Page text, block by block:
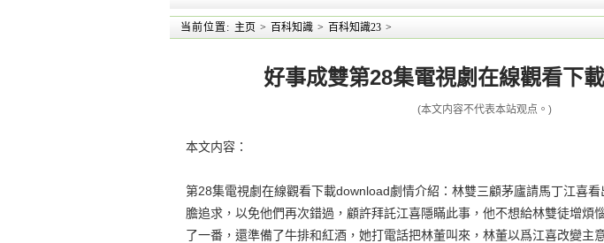
当前位置: 主页 > 百科知識 > 百科知識23 >
好事成雙第28集電視劇在線觀看下
(本文内容不代表本站观点。)
本文内容：
第28集電視劇在線觀看下載download劇情介紹：林雙三顧茅廬請馬丁江喜
膽追求，以免他們再次錯過，顧許拜託江喜隱瞞此事，他不想給林雙徒增煩
了一番，還準備了牛排和紅酒，她打電話把林董叫來，林董以爲江喜改變主